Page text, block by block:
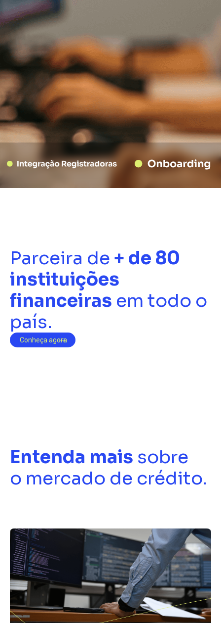
Parceira de + de 80
instituições
financeiras em todo o
país.
Conheça agora
Entenda mais sobre
o mercado de crédito.